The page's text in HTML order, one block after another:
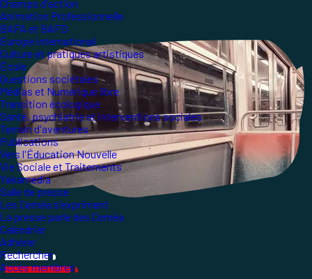
Champs d'action
Animation Professionnelle
BAFA et BAFD
Europe international
Culture et pratiques artistiques
École
Questions sociétales
Médias et Numérique libre
Transition écologique
Santé, psychiatrie et interventions sociales
Terrain d'aventures
Publications
Vers l'Éducation Nouvelle
Vie Sociale et Traitements
Yakamedia
Salle de presse
Les Ceméa s'expriment
La presse parle des Ceméa
Calendrier
Adhérer
Rechercher
Accès membres